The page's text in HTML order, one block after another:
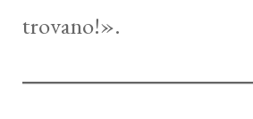
trovano!».